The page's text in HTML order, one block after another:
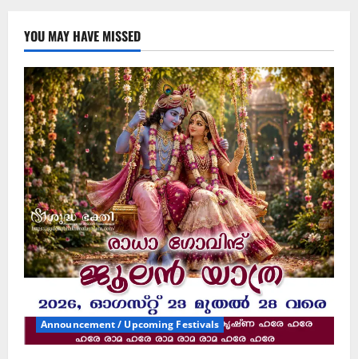
YOU MAY HAVE MISSED
Announcement / Upcoming Festivals